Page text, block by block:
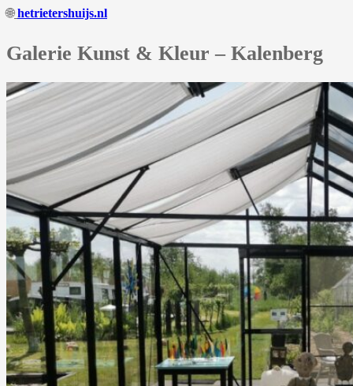
🌐 hetrietershuijs.nl
Galerie Kunst & Kleur – Kalenberg